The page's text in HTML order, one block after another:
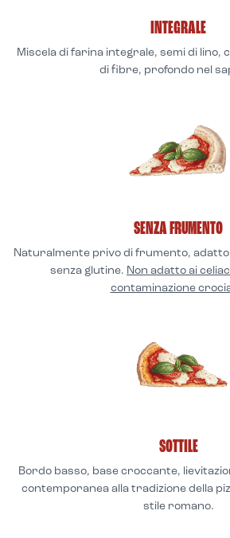
INTEGRALE
Miscela di farina integrale, semi di lino,
di fibre, profondo nel
SENZA FRUMENTO
Naturalmente privo di frumento, adatto
senza glutine. Non adatto ai
contaminazione
SOTTILE
Bordo basso, base croccante,
contemporanea alla tradizione della
stile romano.